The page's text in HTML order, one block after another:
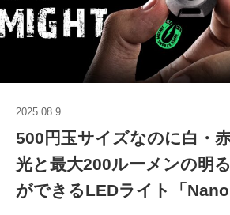
2025.08.9
500円玉サイズなのに白・
光と最大200ルーメンの明
ができるLEDライト「